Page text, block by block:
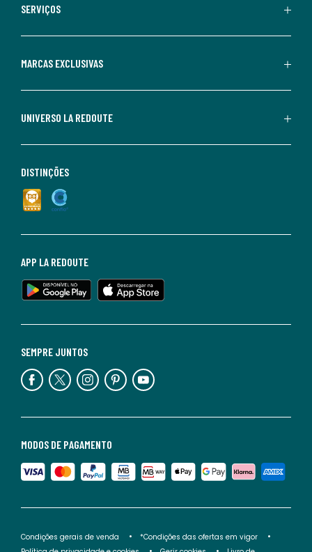
SERVIÇOS
MARCAS EXCLUSIVAS
UNIVERSO LA REDOUTE
MODOS DE PAGAMENTO
SEMPRE JUNTOS
APP LA REDOUTE
DISTINÇÕES
Condições gerais de venda
*Condições das ofertas em vigor